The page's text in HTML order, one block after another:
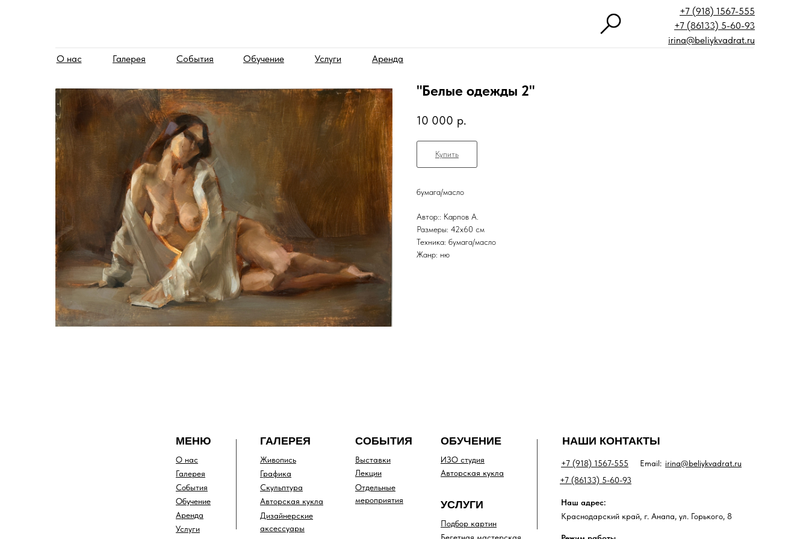
О нас События
Галерея Обучение
+7 (918) 1567-555
Услуги Аренда
+7 (86133) 5-60-93
irina@beliykvadrat.ru
"Белые одежды 2"
10 000 р.
Купить
бумага/масло
Автор:: Карпов А.
Размеры: 42х60 см
Техника: бумага/масло
Жанр: ню
СОБЫТИЯ
УСЛУГИ
ОБУЧЕНИЕ
МЕНЮ
О нас
Галерея
События
Обучение
Аренда
Услуги
ГАЛЕРЕЯ
Живопись
Графика
Скульптура
Авторская кукла
Выставки
Лекции
Отдельные
мероприятия
ИЗО студия
Авторская кукла
Подбор картин
НАШИ КОНТАКТЫ
+7 (918) 1567-555
+7 (86133) 5-60-93
Наш адрес:
Краснодарский край, г. Анапа, ул. Горького, 8
irina@beliykvadrat.ru
Дизайнерские
аксессуары
Email: